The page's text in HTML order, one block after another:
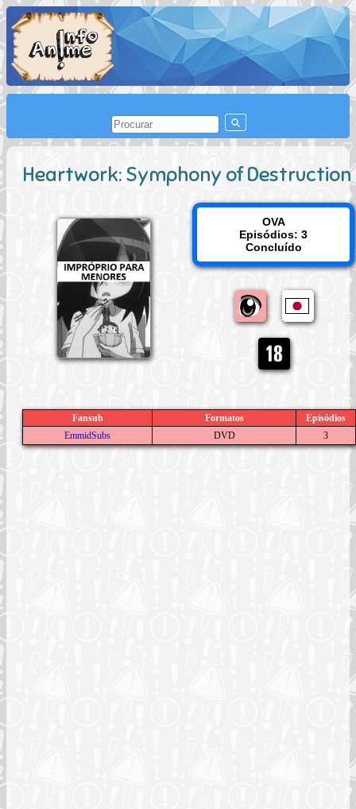
Heartwork: Symphony of Destruction
OVA
Episódios: 3
Concluído
Fansub Formatos
Episódios
EmmidSubs
DVD 3